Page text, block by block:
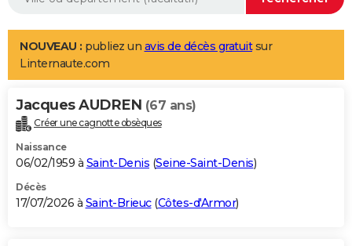
Aménagement intérieur
LIFESTYLE
Art de vivre
Bien-être
Loisirs
Mode
Modes de vie
Alimentation
Guide de la santé
Maladies
Médicaments
Sommeil
VOYAGE
Destinations
City break
Voyage nature
Voyage de noces
Forum
Climat
+PHOTO
GUIDES D'ACHAT
BONS PLANS
NOUVEAU : publiez un avis de décès gratuitsur
Linternaute.com
Jacques AUDREN (67 ans)
Créer une cagnotte obsèques
Naissance
06/02/1959 à Saint-Denis (Seine-Saint-Denis)
Décès
17/07/2026 à Saint-Brieuc(Côtes-d'Armor)